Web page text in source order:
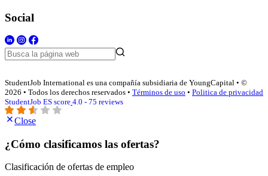
Social
StudentJob International es una compañía subsidiaria de YoungCapital • ©
2026 • Todos los derechos reservados • Términos de uso • Politica de privacidad
StudentJob ES score 4.0 - 75 reviews
Close
¿Cómo clasificamos las ofertas?
Clasificación de ofertas de empleo